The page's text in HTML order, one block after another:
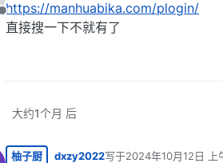
离线
https://manhuabika.com/plogin/
直接搜一下不就有了
大约1个月 后
柚子厨 dxzy2022写于2024年10月12日 上